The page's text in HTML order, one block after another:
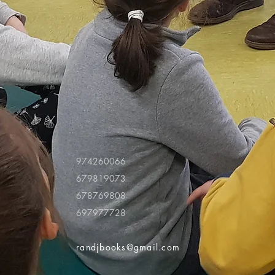
974260066
679819073
678769808
697977728
randjbooks@gmail.com